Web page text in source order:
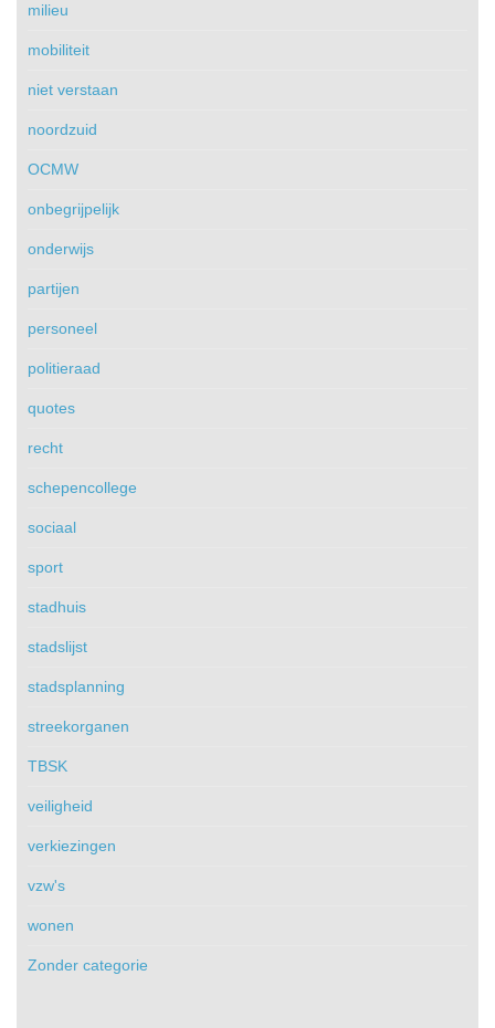
milieu
mobiliteit
niet verstaan
noordzuid
OCMW
onbegrijpelijk
onderwijs
partijen
personeel
politieraad
quotes
recht
schepencollege
sociaal
sport
stadhuis
stadslijst
stadsplanning
streekorganen
TBSK
veiligheid
verkiezingen
vzw's
wonen
Zonder categorie